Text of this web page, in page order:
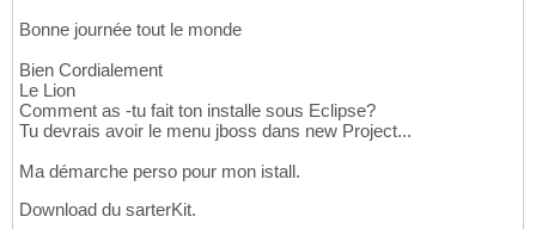
Bonne journée tout le monde
Bien Cordialement
Le Lion
Comment as -tu fait ton installe sous Eclipse?
Tu devrais avoir le menu jboss dans new Project...
Ma démarche perso pour mon istall.
Download du sarterKit.